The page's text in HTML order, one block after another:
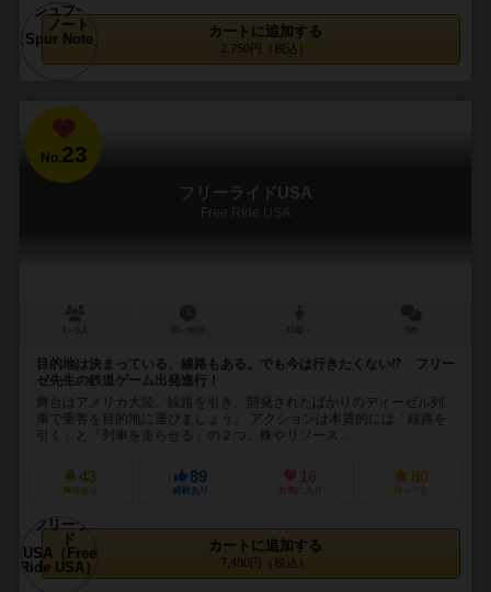
カートに追加する
2,750円（税込）
No.23
フリーライドUSA
Free Ride USA
目的地は決まっている、線路もある。でも今は行きたくない⁉ フリー
ゼ先生の鉄道ゲーム出発進行！
舞台はアメリカ大陸。線路を引き、開発されたばかりのディーゼル列
車で乗客を目的地に運びましょう。 アクションは本質的には「線路を
引く」と「列車を走らせる」の２つ。株やリソース...
43
興味あり
89
経験あり
16
お気に入り
80
持ってる
カートに追加する
7,480円（税込）